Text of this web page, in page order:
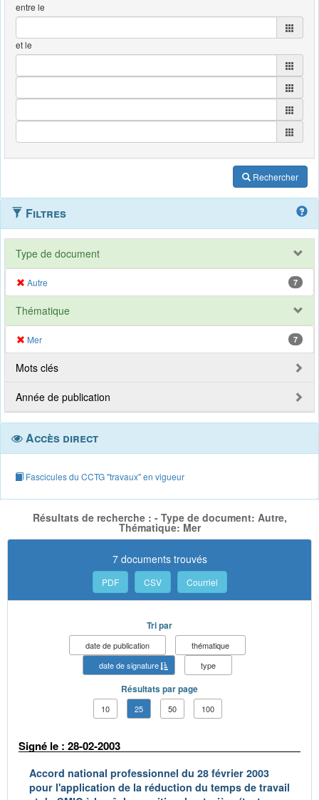
entre le
et le
Rechercher
Filtres
Type de document
Autre 7
Thématique
Mer 7
Mots clés
Année de publication
Accès direct
Fascicules du CCTG "travaux" en vigueur
Résultats de recherche : - Type de document: Autre,
Thématique: Mer
7 documents trouvés
PDF CSV Courriel
Tri par
date de publication
thématique
date de signature
type
Résultats par page
10 25 50 100
Signé le : 28-02-2003
Accord national professionnel du 28 février 2003
pour l'application de la réduction du temps de travail